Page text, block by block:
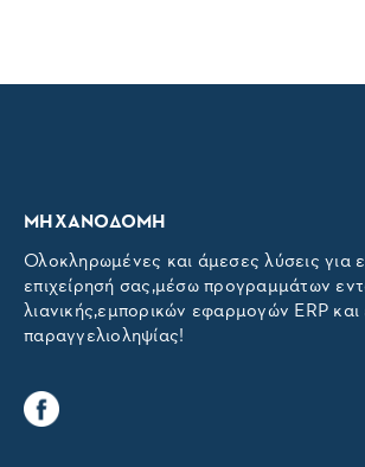
ΜΗΧΑΝΟΔΟΜΗ
Ολοκληρωμένες και άμεσες λύσεις για
επιχείρησή σας,μέσω προγραμμάτων
λιανικής,εμπορικών εφαρμογών ERP
παραγγελιοληψίας!